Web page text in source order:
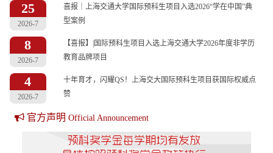
25
2026-7
喜报｜上海交通大学国际预科生项目入选2026“学在中国”典
型案例
8
2026-7
【喜报】|国际预科生项目入选上海交通大学2026年度非学历
教育品牌项目
4
2026-7
十年育才，闪耀QS！上海交大国际预科生项目获国际权威点
赞
官方声明 Official Announcement